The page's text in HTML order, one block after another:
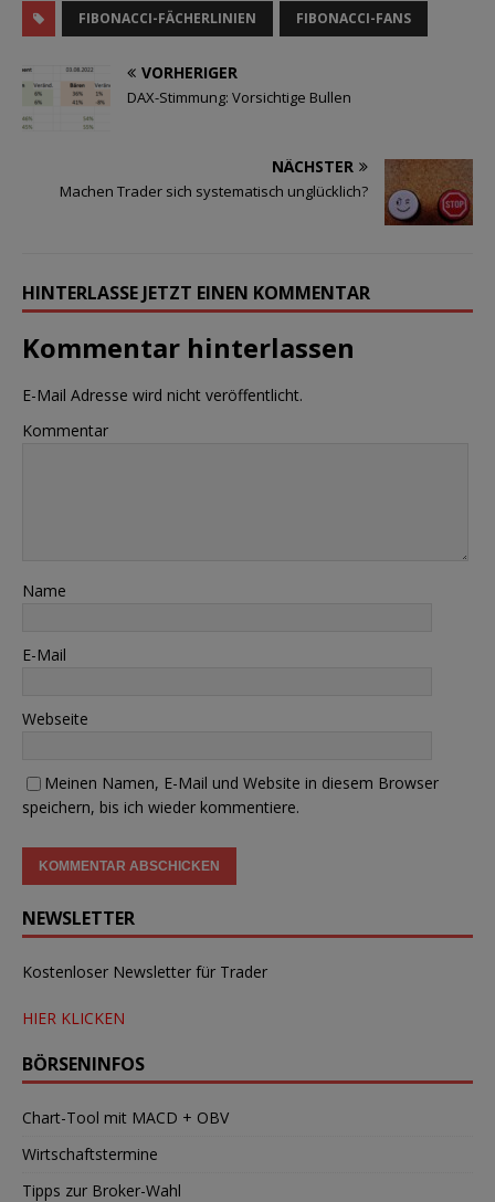
FIBONACCI-FÄCHERLINIEN FIBONACCI-FANS
VORHERIGER
DAX-Stimmung: Vorsichtige Bullen
NÄCHSTER
Machen Trader sich systematisch unglücklich?
HINTERLASSE JETZT EINEN KOMMENTAR
Kommentar hinterlassen
E-Mail Adresse wird nicht veröffentlicht.
Kommentar
Name
E-Mail
Webseite
Meinen Namen, E-Mail und Website in diesem Browser
speichern, bis ich wieder kommentiere.
NEWSLETTER
Kostenloser Newsletter für Trader
HIER KLICKEN
BÖRSENINFOS
Chart-Tool mit MACD + OBV
Wirtschaftstermine
Tipps zur Broker-Wahl